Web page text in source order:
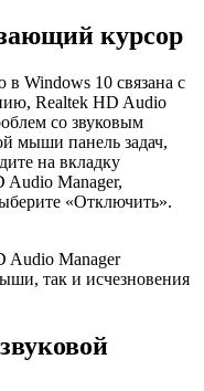
курсор
Windows 10 связана с
Realtek HD Audio
со звуковым
мыши панель задач,
на вкладку
Audio Manager,
«Отключить».
Audio Manager
так и исчезновения